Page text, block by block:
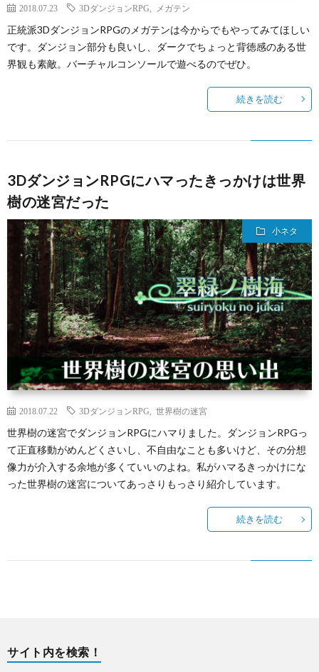
2018.07.23 3DダンジョンRPG メガテン
正統派3DダンジョンRPGのメガテンは今からでもやってみてほしい
です。ダンジョン部分も良いし、ダークでちょっと背徳感のある世
界観も素敵。バーチャルコンソールで遊べるのでぜひ。
続きを読む
3DダンジョンRPGにハマったきっかけは世界
樹の迷宮だった
小ネタ
2018.07.22 3DダンジョンRPG 世界樹の迷宮
世界樹の迷宮でダンジョンRPGにハマりました。ダンジョンRPGっ
て正直移動がめんどくさいし、不自由なことも多いけど、その分想
像力が介入する余地が多くていいのよね。私がハマるきっかけにな
った世界樹の迷宮についてあっさりもっさり紹介しています。
続きを読む
サイト内を検索！